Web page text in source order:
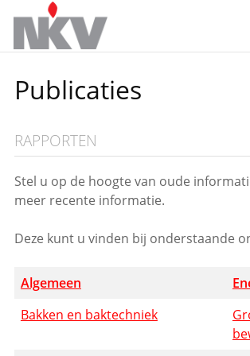
links
over
naar
de
Spring
naar
het
menu
Publicaties
RAPPORTEN
Stel u op de hoogte van oude
meer recente informatie.
Deze kunt u vinden bij onderstaande
Algemeen
Bakken en baktechniek